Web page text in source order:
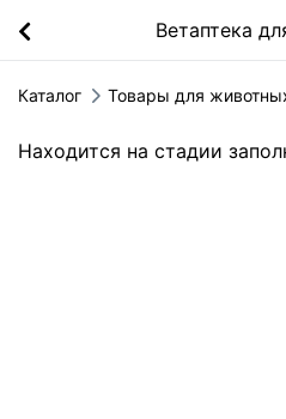
Ветаптека
Каталог Товары для
Находится на стадии